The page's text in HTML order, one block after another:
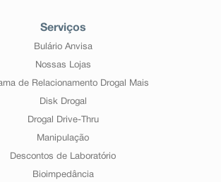
Serviços
Bulário Anvisa
Nossas Lojas
de Relacionamento Drogal Mais
Disk Drogal
Drogal Drive-Thru
Manipulação
Descontos de Laboratório
Bioimpedância